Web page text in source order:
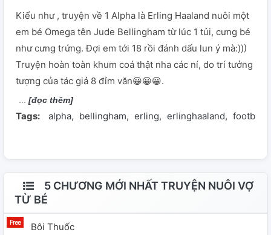
Kiểu như , truyện về 1 Alpha là Erling Haaland nuôi một
em bé Omega tên Jude Bellingham từ lúc 1 tủi, cưng bé
như cưng trứng. Đợi em tới 18 rồi đánh dấu lun ý mà:)))
Truyện hoàn toàn khum coá thật nha các ní, do trí tưởng
tượng của tác giả 8 đỉm văn😀😀😀.
[đọc thêm]
Tags: alpha bellingham erling erlinghaaland football
5 CHƯƠNG MỚI NHẤT TRUYỆN NUÔI VỢ
TỪ BÉ
Bôi Thuốc